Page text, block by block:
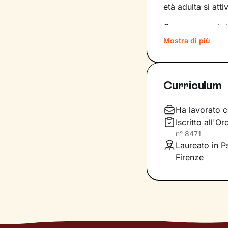
età adulta si
Conoscere noi
quinte:
aiutandoti a far
definiscono ma
Questo ti
individuare
Mostra di più
Curriculum
Ha lavorato
Iscritto
n° 8471
Laureato in
Firenze